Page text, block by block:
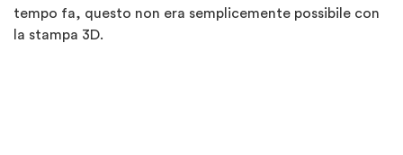
tempo fa, questo non era semplicemente possibile con
la stampa 3D.